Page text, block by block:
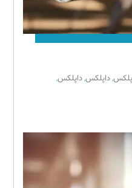
,داپلکس,داپلکس,